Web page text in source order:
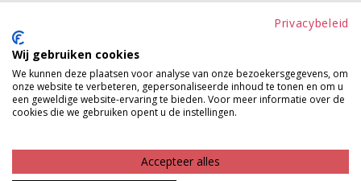
show steelt.
Product kenmerken
Betaalinformatie
Privacybeleid
Wij gebruiken cookies
We kunnen deze plaatsen voor analyse van onze bezoekersgegevens, om
onze website te verbeteren, gepersonaliseerde inhoud te tonen en om u
een geweldige website-ervaring te bieden. Voor meer informatie over de
cookies die we gebruiken opent u de instellingen.
Accepteer alles